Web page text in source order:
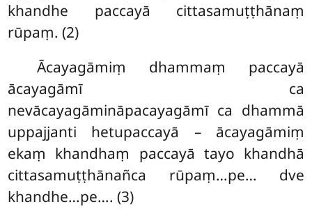
khandhe paccayā cittasamuṭṭhānaṃ
rūpaṃ. (2)
Ācayagāmiṃ dhammaṃ paccayā
ācayagāmī ca
nevācayagāmināpacayagāmī ca dhammā
uppajjanti hetupaccayā – ācayagāmiṃ
ekaṃ khandhaṃ paccayā tayo khandhā
cittasamuṭṭhānañca rūpaṃ…pe… dve
khandhe…pe…. (3)